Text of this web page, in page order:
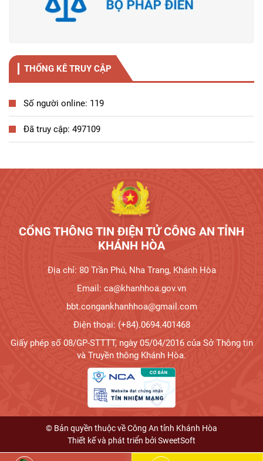
THỐNG KÊ TRUY CẬP
Số người online: 119
Đã truy cập: 497109
CỔNG THÔNG TIN ĐIỆN TỬ CÔNG AN TỈNH
KHÁNH HÒA
Địa chỉ: 80 Trần Phú, Nha Trang, Khánh Hòa
Email: ca@khanhhoa.gov.vn
bbt.congankhanhhoa@gmail.com
Điện thoại: (+84).0694.401468
Giấy phép số 08/GP-STTTT, ngày 05/04/2016 của Sở Thông tin
và Truyền thông Khánh Hòa.
© Bản quyền thuộc về Công An tỉnh Khánh Hòa
Thiết kế và phát triển bởiSweetSoft